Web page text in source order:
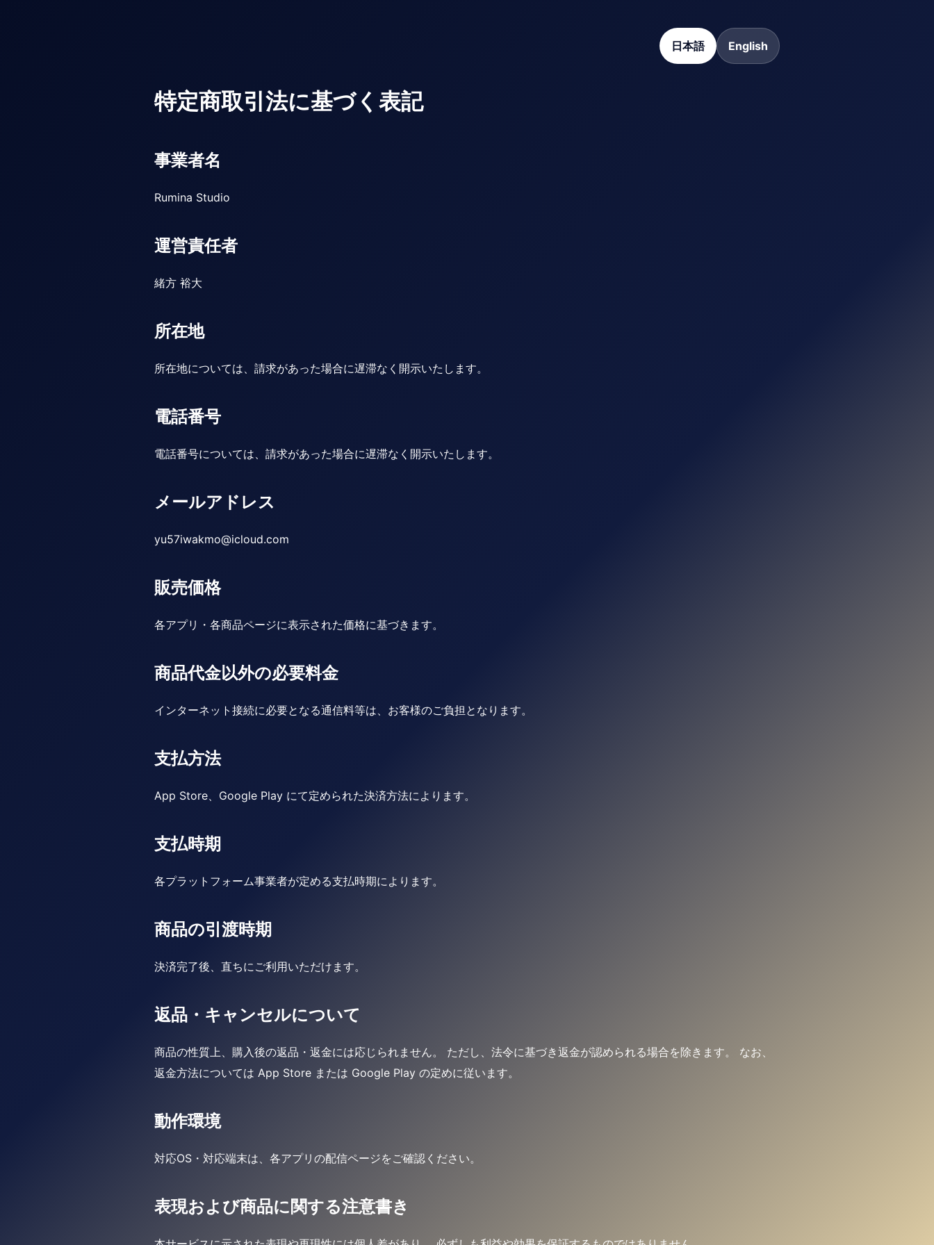
日本語 English
特定商取引法に基づく表記
事業者名
Rumina Studio
運営責任者
緒方 裕大
所在地
所在地については、請求があった場合に遅滞なく開示いたします。
電話番号
電話番号については、請求があった場合に遅滞なく開示いたします。
メールアドレス
yu57iwakmo@icloud.com
販売価格
各アプリ・各商品ページに表示された価格に基づきます。
商品代金以外の必要料金
インターネット接続に必要となる通信料等は、お客様のご負担となります。
支払方法
App Store、Google Play にて定められた決済方法によります。
支払時期
各プラットフォーム事業者が定める支払時期によります。
商品の引渡時期
決済完了後、直ちにご利用いただけます。
返品・キャンセルについて
商品の性質上、購入後の返品・返金には応じられません。 ただし、法令に基づき返金が認められる場合を除きます。 なお、
返金方法については App Store または Google Play の定めに従います。
動作環境
対応OS・対応端末は、各アプリの配信ページをご確認ください。
表現および商品に関する注意書き